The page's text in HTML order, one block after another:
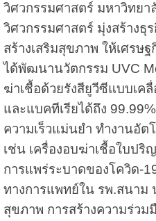
วิศวกรรมศาสตร์ มหาวิทย
วิศวกรรมศาสตร์ มุ่งสร้างธุ
สร้างเสริมสุขภาพ ให้เศรษ
ได้พัฒนานวัตกรรม UVC
ฆ่าเชื้อด้วยรังสียูวีซีแบบเค
และแบคทีเรียได้ถึง
ความเร็วแม่นยำ ทำงานอั
เช่น เครื่องอบฆ่าเชื้อใบป
การแพร่ระบาดของโควิด-
ทางการแพทย์ใน รพ.สนาม
สุขภาพ การสร้างความร่วม